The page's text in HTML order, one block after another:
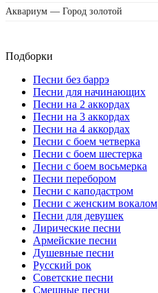
Аквариум — Город золотой
Подборки
Песни без баррэ
Песни для начинающих
Песни на 2 аккордах
Песни на 3 аккордах
Песни на 4 аккордах
Песни с боем четверка
Песни с боем шестерка
Песни с боем восьмерка
Песни перебором
Песни с каподастром
Песни с женским вокалом
Песни для девушек
Лирические песни
Армейские песни
Душевные песни
Русский рок
Советские песни
Смешные песни